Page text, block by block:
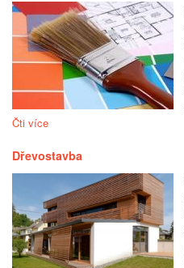
Čti více
Dřevostavba